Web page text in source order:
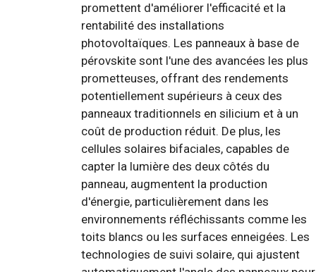
promettent d'améliorer l'efficacité et la
rentabilité des installations
photovoltaïques. Les panneaux à base de
pérovskite sont l'une des avancées les plus
prometteuses, offrant des rendements
potentiellement supérieurs à ceux des
panneaux traditionnels en silicium et à un
coût de production réduit. De plus, les
cellules solaires bifaciales, capables de
capter la lumière des deux côtés du
panneau, augmentent la production
d'énergie, particulièrement dans les
environnements réfléchissants comme les
toits blancs ou les surfaces enneigées. Les
technologies de suivi solaire, qui ajustent